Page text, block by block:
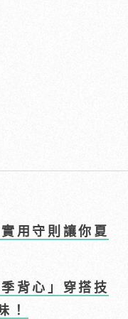
用守則讓你夏
背心」穿搭技
！